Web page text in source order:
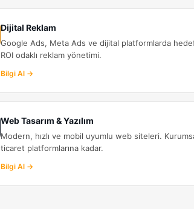
Dijital Reklam
Google Ads, Meta Ads ve dijital platformlarda
ROI odaklı reklam yönetimi.
Bilgi Al →
Web Tasarım & Yazılım
Modern, hızlı ve mobil uyumlu web siteleri.
ticaret platformlarına kadar.
Bilgi Al →